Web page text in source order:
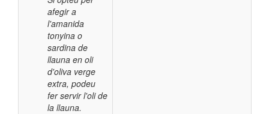
afegir a
l'amanida
tonyina o
sardina de
llauna en oli
d'oliva verge
extra, podeu
fer servir l'oli de
la llauna.